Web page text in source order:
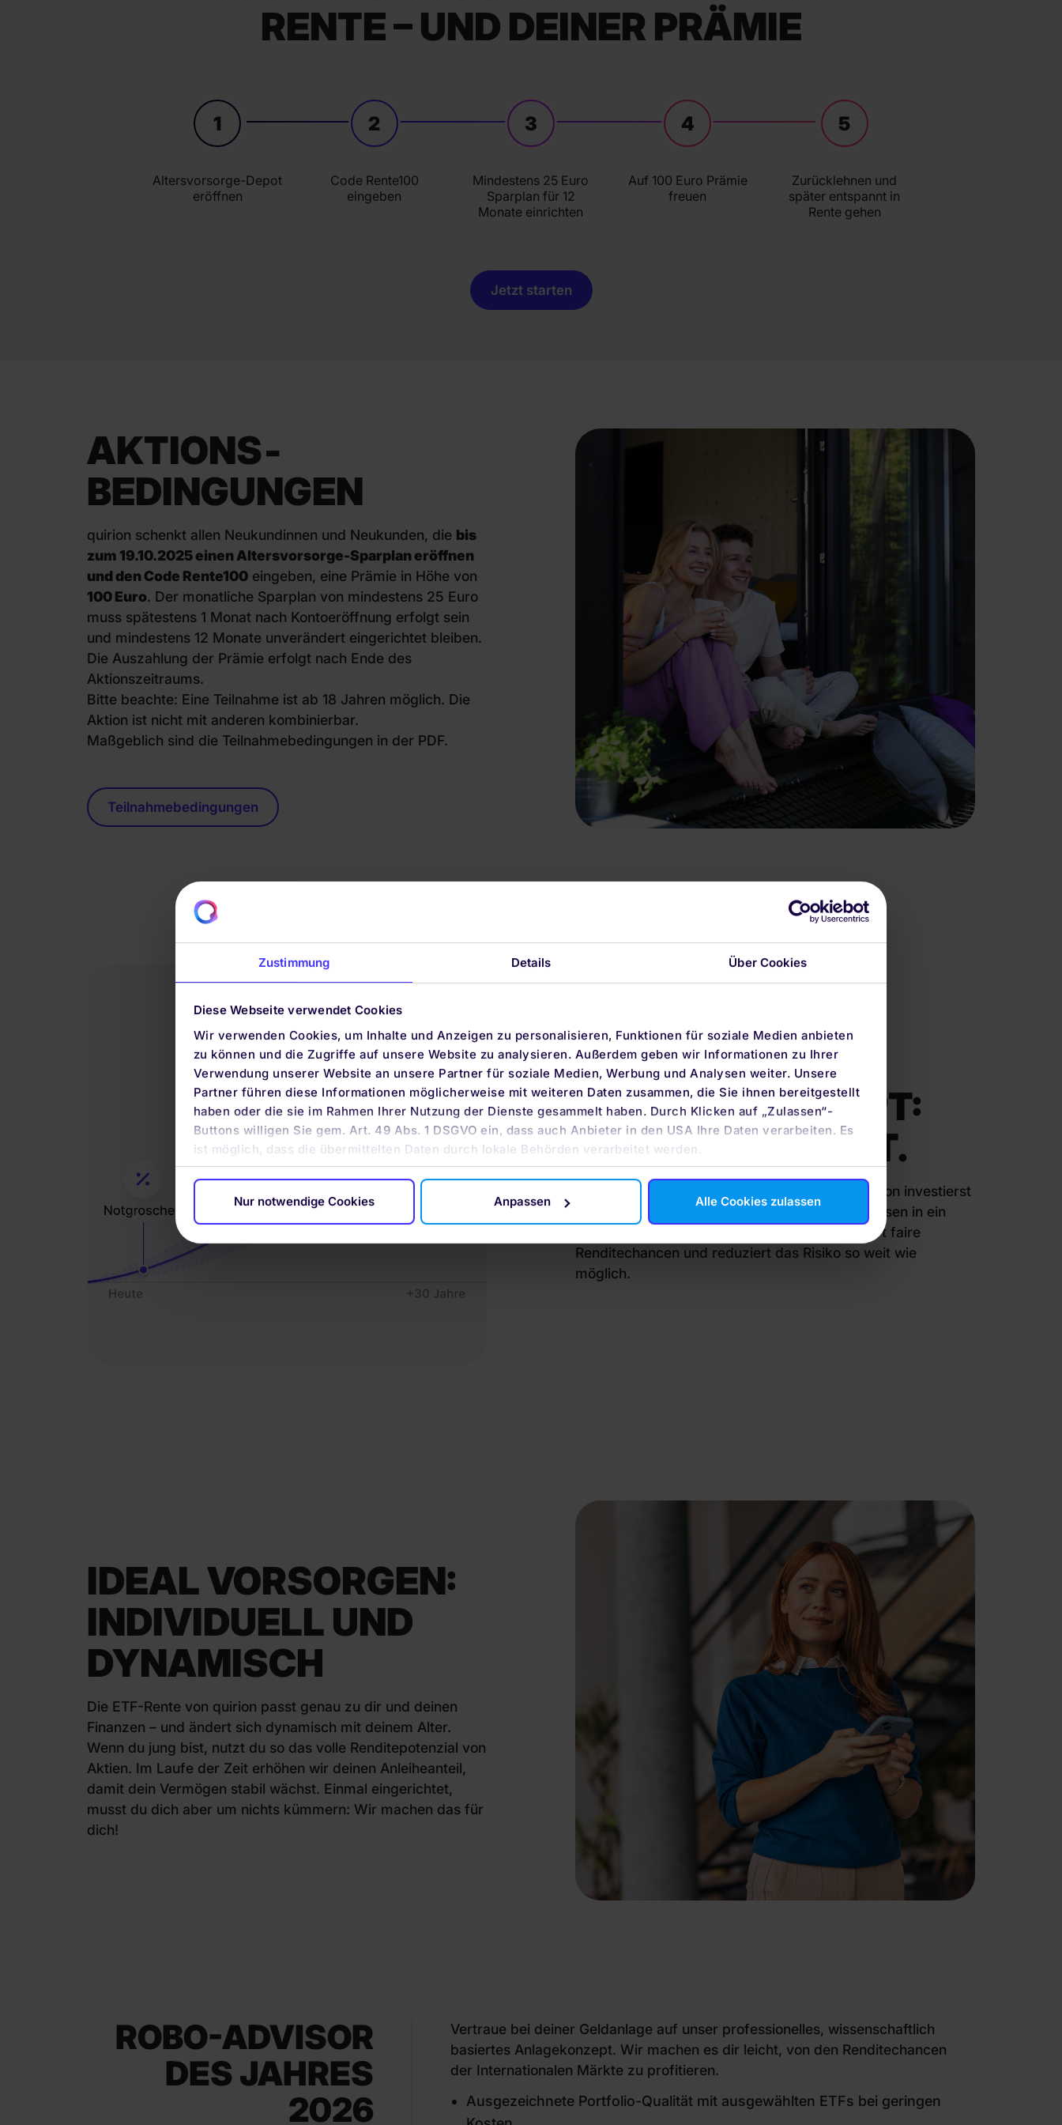
Zustimmung Details Über Cookies
Diese Webseite verwendet Cookies
Wir verwenden Cookies, um Inhalte und Anzeigen zu personalisieren, Funktionen für soziale Medien anbieten
zu können und die Zugriffe auf unsere Website zu analysieren. Außerdem geben wir Informationen zu Ihrer
Verwendung unserer Website an unsere Partner für soziale Medien, Werbung und Analysen weiter. Unsere
Partner führen diese Informationen möglicherweise mit weiteren Daten zusammen, die Sie ihnen bereitgestellt
haben oder die sie im Rahmen Ihrer Nutzung der Dienste gesammelt haben. Durch Klicken auf „Zulassen“-
Buttons willigen Sie gem. Art. 49 Abs. 1 DSGVO ein, dass auch Anbieter in den USA Ihre Daten verarbeiten. Es
ist möglich, dass die übermittelten Daten durch lokale Behörden verarbeitet werden.
Nur notwendige Cookies Anpassen Alle Cookies zulassen
RENTE – UND DEINER PRÄMIE
1
Altersvorsorge-Depot
eröffnen
2
Code Rente100
eingeben
3
Mindestens 25 Euro
Sparplan für 12
Monate einrichten
4
Auf 100 Euro Prämie
freuen
5
Zurücklehnen und
später entspannt in
Rente gehen
Jetzt starten
AKTIONS­
BEDINGUNGEN
quirion schenkt allen Neukundinnen und Neukunden, die bis
zum 19.10.2025 einen Altersvorsorge-Sparplan eröffnen
und den Code Rente100 eingeben, eine Prämie in Höhe von
100 Euro. Der monatliche Sparplan von mindestens 25 Euro
muss spätestens 1 Monat nach Kontoeröffnung erfolgt sein
und mindestens 12 Monate unverändert eingerichtet bleiben.
Die Auszahlung der Prämie erfolgt nach Ende des
Aktionszeitraums.
Bitte beachte: Eine Teilnahme ist ab 18 Jahren möglich. Die
Aktion ist nicht mit anderen kombinierbar.
Maßgeblich sind die Teilnahmebedingungen in der PDF.
Teilnahmebedingungen
UNSER
ANLAGEKONZEPT:
AUSGEZEICHNET.
Mit dem automatisierten ETF-Portfolio von quirion investierst
du basierend auf wissenschaftlichen Erkenntnissen in ein
global diversifiziertes ETF-Portfolio. Das sichert faire
Renditechancen und reduziert das Risiko so weit wie
möglich.
IDEAL VORSORGEN:
INDIVIDUELL UND
DYNAMISCH
Die ETF-Rente von quirion passt genau zu dir und deinen
Finanzen – und ändert sich dynamisch mit deinem Alter.
Wenn du jung bist, nutzt du so das volle Renditepotenzial von
Aktien. Im Laufe der Zeit erhöhen wir deinen Anleiheanteil,
damit dein Vermögen stabil wächst. Einmal eingerichtet,
musst du dich aber um nichts kümmern: Wir machen das für
dich!
ROBO-ADVISOR
DES JAHRES
2026
Vertraue bei deiner Geldanlage auf unser professionelles, wissenschaftlich
basiertes Anlagekonzept. Wir machen es dir leicht, von den Renditechancen
der Internationalen Märkte zu profitieren.
Ausgezeichnete Portfolio-Qualität mit ausgewählten ETFs bei geringen